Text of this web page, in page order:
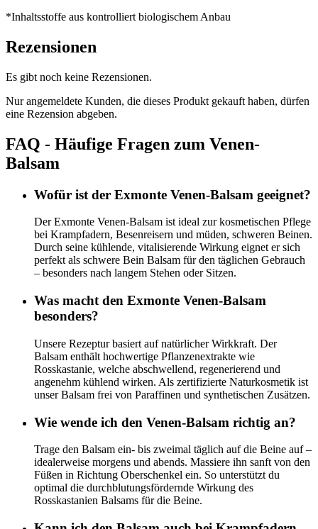
*Inhaltsstoffe aus kontrolliert biologischem Anbau
Rezensionen
Es gibt noch keine Rezensionen.
Nur angemeldete Kunden, die dieses Produkt gekauft haben, dürfen
eine Rezension abgeben.
FAQ - Häufige Fragen zum Venen-
Balsam
Wofür ist der Exmonte Venen-Balsam geeignet?
Der Exmonte Venen-Balsam ist ideal zur kosmetischen Pflege
bei Krampfadern, Besenreisern und müden, schweren Beinen.
Durch seine kühlende, vitalisierende Wirkung eignet er sich
perfekt als schwere Bein Balsam für den täglichen Gebrauch
– besonders nach langem Stehen oder Sitzen.
Was macht den Exmonte Venen-Balsam
besonders?
Unsere Rezeptur basiert auf natürlicher Wirkkraft. Der
Balsam enthält hochwertige Pflanzenextrakte wie
Rosskastanie, welche abschwellend, regenerierend und
angenehm kühlend wirken. Als zertifizierte Naturkosmetik ist
unser Balsam frei von Paraffinen und synthetischen Zusätzen.
Wie wende ich den Venen-Balsam richtig an?
Trage den Balsam ein- bis zweimal täglich auf die Beine auf –
idealerweise morgens und abends. Massiere ihn sanft von den
Füßen in Richtung Oberschenkel ein. So unterstützt du
optimal die durchblutungsfördernde Wirkung des
Rosskastanien Balsams für die Beine.